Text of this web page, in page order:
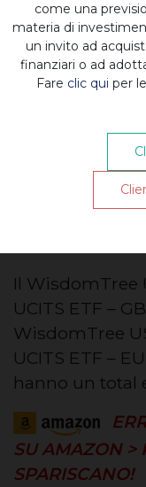
finanziario a
annunciato
con
valutaria in
US Quality
Il WisdomTree
UCITS ETF –
WisdomTree
UCITS ETF –
hanno un total
SU AMAZON >
SPARISCANO!
come una
materia di
un invito ad
finanziari o ad
Fare clic qui per